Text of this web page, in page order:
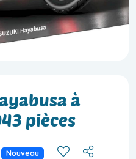
à
pièces
Nouveau